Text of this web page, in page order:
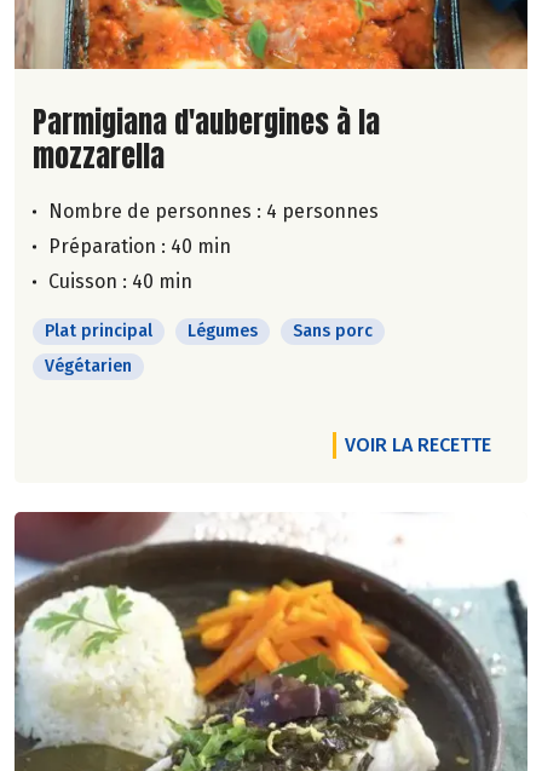
Lire la suite de la recette
Parmigiana d'aubergines à la
mozzarella
Nombre de personnes : 4 personnes
Préparation : 40 min
Cuisson : 40 min
Plat principal Légumes
Sans porc
Végétarien
VOIR LA RECETTE